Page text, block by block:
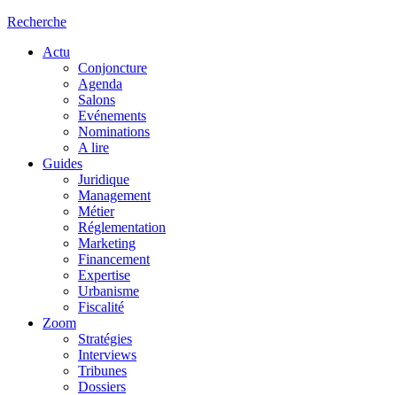
Recherche
Actu
Conjoncture
Agenda
Salons
Evénements
Nominations
A lire
Guides
Juridique
Management
Métier
Réglementation
Marketing
Financement
Expertise
Urbanisme
Fiscalité
Zoom
Stratégies
Interviews
Tribunes
Dossiers